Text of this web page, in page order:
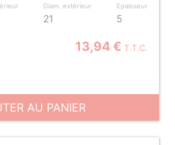
Diam. extérieur
21
Epaisseur
5
13,94 € T.T.C.
AU PANIER